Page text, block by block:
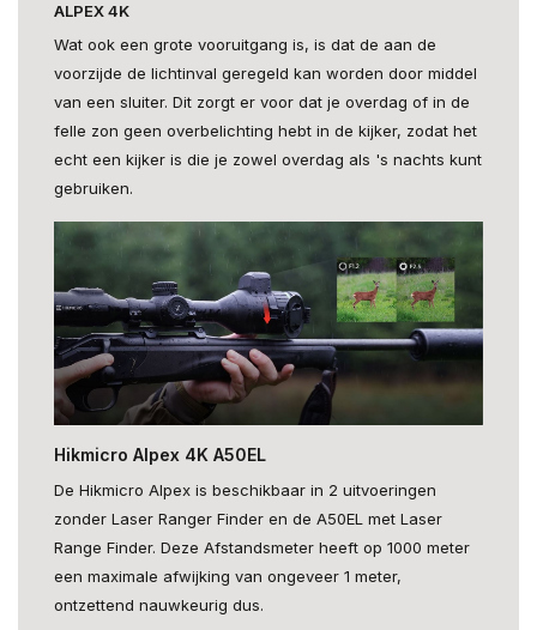
ALPEX 4K
Wat ook een grote vooruitgang is, is dat de aan de
voorzijde de lichtinval geregeld kan worden door middel
van een sluiter. Dit zorgt er voor dat je overdag of in de
felle zon geen overbelichting hebt in de kijker, zodat het
echt een kijker is die je zowel overdag als 's nachts kunt
gebruiken.
Hikmicro Alpex 4K A50EL
De Hikmicro Alpex is beschikbaar in 2 uitvoeringen
zonder Laser Ranger Finder en de A50EL met Laser
Range Finder. Deze Afstandsmeter heeft op 1000 meter
een maximale afwijking van ongeveer 1 meter,
ontzettend nauwkeurig dus.